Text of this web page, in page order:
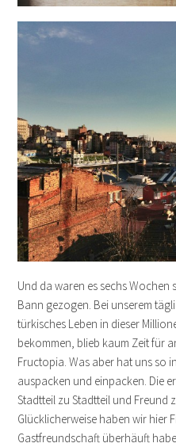
Und da waren es sechs Wochen
Bann gezogen. Bei unserem
türkisches Leben in dieser
bekommen, blieb kaum Zeit für
Fructopia. Was aber hat uns so
auspacken und einpacken. Die
Stadtteil zu Stadtteil und Freund
Glücklicherweise haben wir hier
Gastfreundschaft überhäuft